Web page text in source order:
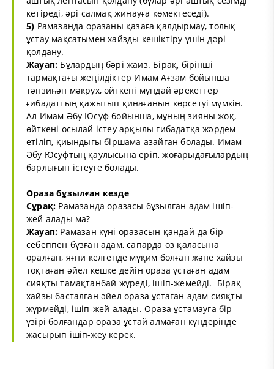
кетіреді, әрі салмақ жинауға көмектеседі).
5) Рамазанда оразаны қазаға қалдырмау, толық
ұстау мақсатымен хайзды кешіктіру үшін дәрі
қолдану.
Жауап: Бұлардың бәрі жаиз. Бірақ, бірінші
тармақтағы жеңілдіктер Имам Ағзам бойынша
тәнзиһән мәкрух, өйткені мұндай әрекеттер
ғибадаттың қажытып қинағанын көрсетуі мүмкін.
Ал Имам Әбу Юсуф бойынша, мұның зияны жоқ,
өйткені осылай істеу арқылы ғибадатқа жәрдем
етіліп, қиындығы біршама азайған болады. Имам
Әбу Юсуфтың қаулысына еріп, жоғарыдағылардың
барлығын істеуге болады.
Ораза бұзылған кезде
Сұрақ: Рамазанда оразасы бұзылған адам ішіп-
жей алады ма?
Жауап: Рамазан күні оразасын қандай-да бір
себеппен бұзған адам, сапарда өз қаласына
оралған, яғни келгенде мұқим болған және хайзы
тоқтаған әйел кешке дейін ораза ұстаған адам
сияқты тамақтанбай жүреді, ішіп-жемейді. Бірақ
хайзы басталған әйел ораза ұстаған адам сияқты
жүрмейді, ішіп-жей алады. Ораза ұстамауға бір
үзірі болғандар ораза ұстай алмаған күндерінде
жасырып ішіп-жеу керек.